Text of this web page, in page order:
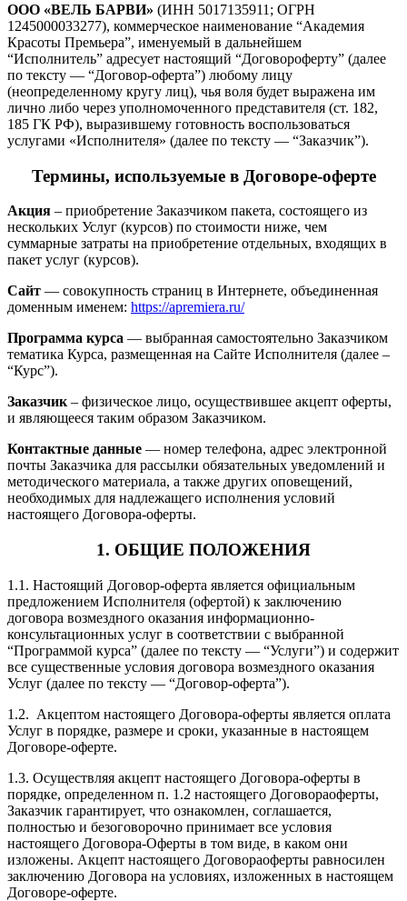
ООО «ВЕЛЬ БАРВИ» (ИНН 5017135911; ОГРН
1245000033277), коммерческое наименование “Академия
Красоты Премьера”, именуемый в дальнейшем
“Исполнитель” адресует настоящий “Договороферту” (далее
по тексту — “Договор-оферта”) любому лицу
(неопределенному кругу лиц), чья воля будет выражена им
лично либо через уполномоченного представителя (ст. 182,
185 ГК РФ), выразившему готовность воспользоваться
услугами «Исполнителя» (далее по тексту — “Заказчик”).
Термины, используемые в Договоре-оферте
Акция – приобретение Заказчиком пакета, состоящего из
нескольких Услуг (курсов) по стоимости ниже, чем
суммарные затраты на приобретение отдельных, входящих в
пакет услуг (курсов).
Сайт — совокупность страниц в Интернете, объединенная
доменным именем: https://apremiera.ru/
Программа курса — выбранная самостоятельно Заказчиком
тематика Курса, размещенная на Сайте Исполнителя (далее –
“Курс”).
Заказчик – физическое лицо, осуществившее акцепт оферты,
и являющееся таким образом Заказчиком.
Контактные данные — номер телефона, адрес электронной
почты Заказчика для рассылки обязательных уведомлений и
методического материала, а также других оповещений,
необходимых для надлежащего исполнения условий
настоящего Договора-оферты.
1. ОБЩИЕ ПОЛОЖЕНИЯ
1.1. Настоящий Договор-оферта является официальным
предложением Исполнителя (офертой) к заключению
договора возмездного оказания информационно-
консультационных услуг в соответствии с выбранной
“Программой курса” (далее по тексту — “Услуги”) и содержит
все существенные условия договора возмездного оказания
Услуг (далее по тексту — “Договор-оферта”).
1.2. Акцептом настоящего Договора-оферты является оплата
Услуг в порядке, размере и сроки, указанные в настоящем
Договоре-оферте.
1.3. Осуществляя акцепт настоящего Договора-оферты в
порядке, определенном п. 1.2 настоящего Договораоферты,
Заказчик гарантирует, что ознакомлен, соглашается,
полностью и безоговорочно принимает все условия
настоящего Договора-Оферты в том виде, в каком они
изложены. Акцепт настоящего Договораоферты равносилен
заключению Договора на условиях, изложенных в настоящем
Договоре-оферте.